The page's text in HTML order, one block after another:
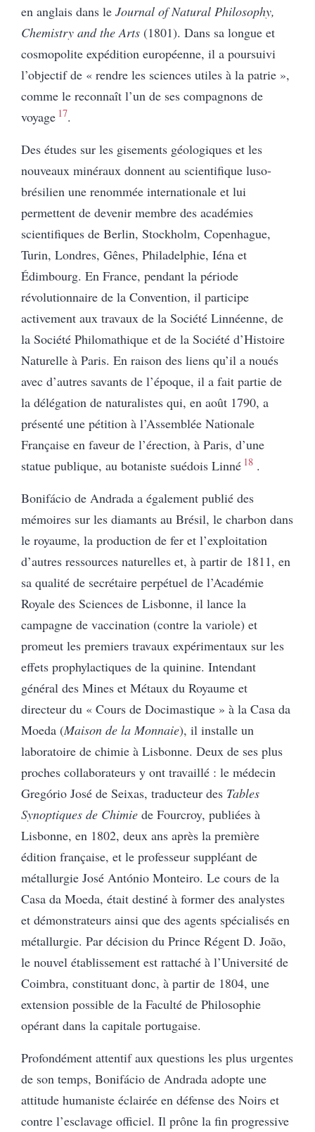
en anglais dans le Journal of Natural Philosophy,
Chemistry and the Arts (1801). Dans sa longue et
cosmopolite expédition européenne, il a poursuivi
l’objectif de « rendre les sciences utiles à la patrie »,
comme le reconnaît l’un de ses compagnons de
voyage 17.
Des études sur les gisements géologiques et les
nouveaux minéraux donnent au scientifique luso-
brésilien une renommée internationale et lui
permettent de devenir membre des académies
scientifiques de Berlin, Stockholm, Copenhague,
Turin, Londres, Gênes, Philadelphie, Iéna et
Édimbourg. En France, pendant la période
révolutionnaire de la Convention, il participe
activement aux travaux de la Société Linnéenne, de
la Société Philomathique et de la Société d’Histoire
Naturelle à Paris. En raison des liens qu’il a noués
avec d’autres savants de l’époque, il a fait partie de
la délégation de naturalistes qui, en août 1790, a
présenté une pétition à l’Assemblée Nationale
Française en faveur de l’érection, à Paris, d’une
statue publique, au botaniste suédois Linné 18.
Bonifácio de Andrada a également publié des
mémoires sur les diamants au Brésil, le charbon dans
le royaume, la production de fer et l’exploitation
d’autres ressources naturelles et, à partir de 1811, en
sa qualité de secrétaire perpétuel de l’Académie
Royale des Sciences de Lisbonne, il lance la
campagne de vaccination (contre la variole) et
promeut les premiers travaux expérimentaux sur les
effets prophylactiques de la quinine. Intendant
général des Mines et Métaux du Royaume et
directeur du « Cours de Docimastique » à la Casa da
Moeda (Maison de la Monnaie), il installe un
laboratoire de chimie à Lisbonne. Deux de ses plus
proches collaborateurs y ont travaillé : le médecin
Gregório José de Seixas, traducteur des Tables
Synoptiques de Chimie de Fourcroy, publiées à
Lisbonne, en 1802, deux ans après la première
édition française, et le professeur suppléant de
métallurgie José António Monteiro. Le cours de la
Casa da Moeda, était destiné à former des analystes
et démonstrateurs ainsi que des agents spécialisés en
métallurgie. Par décision du Prince Régent D. João,
le nouvel établissement est rattaché à l’Université de
Coimbra, constituant donc, à partir de 1804, une
extension possible de la Faculté de Philosophie
opérant dans la capitale portugaise.
Profondément attentif aux questions les plus urgentes
de son temps, Bonifácio de Andrada adopte une
attitude humaniste éclairée en défense des Noirs et
contre l’esclavage officiel. Il prône la fin progressive